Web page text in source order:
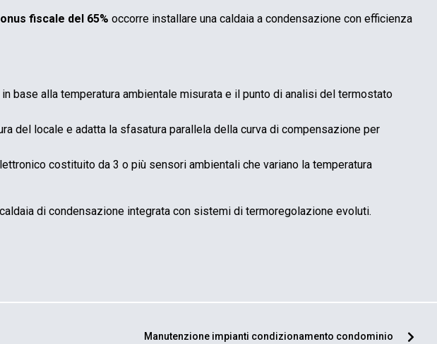
fiscale del 65% occorre installare una caldaia a condensazione con efficienza
base alla temperatura ambientale misurata e il punto di analisi del termostato
del locale e adatta la sfasatura parallela della curva di compensazione per
costituito da 3 o più sensori ambientali che variano la temperatura
di condensazione integrata con sistemi di termoregolazione evoluti.
Manutenzione impianti condizionamento condominio